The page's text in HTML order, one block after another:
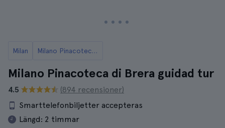
Milan Milano Pinacoteca biljetter och besök
Milano Pinacoteca di Brera guidad tur
4.5
(894 recensioner)
Smarttelefonbiljetter accepteras
Längd: 2 timmar